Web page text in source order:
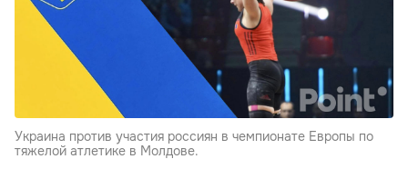
Украина против участия россиян в чемпионате Европы по
тяжелой атлетике в Молдове.